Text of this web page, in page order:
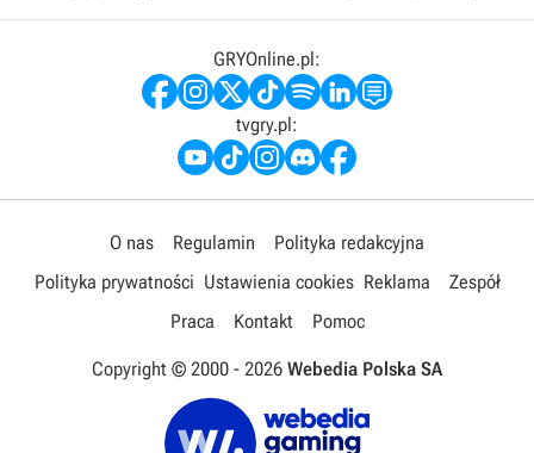
GRYOnline.pl:
tvgry.pl:
O nas Regulamin
Polityka redakcyjna
Polityka prywatności Ustawienia cookies Reklama
Zespół
Praca
Kontakt Pomoc
Copyright © 2000 - 2026 Webedia Polska SA